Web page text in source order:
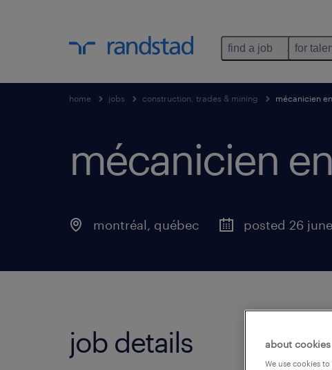
find a job for
home jobs construction, trades & mining mécanicien
mécanicien
montréal, québec posted 26
job details about cookies
We use cookies